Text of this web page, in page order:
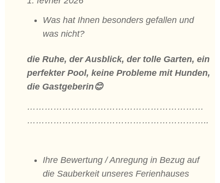
Was hat Ihnen besonders gefallen und
was nicht?
die Ruhe, der Ausblick, der tolle Garten, ein
perfekter Pool, keine Probleme mit Hunden,
die Gastgeberin😊
……………………………………………………
……………………………………………………..
Ihre Bewertung / Anregung in Bezug auf
die Sauberkeit unseres Ferienhauses